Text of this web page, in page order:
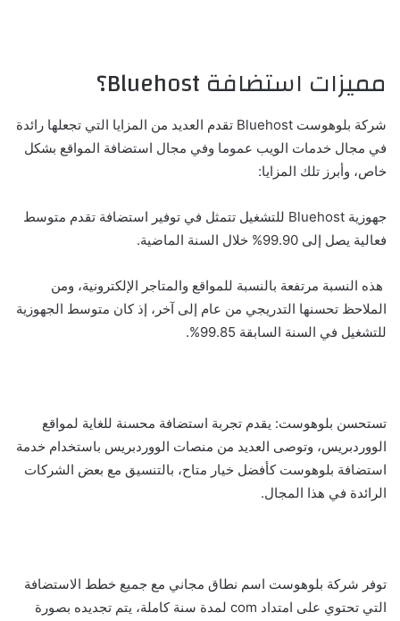
مميزات استضافة Bluehost؟
شركة بلوهوست Bluehost تقدم العديد من المزايا التي تجعلها رائدة
في مجال خدمات الويب عموما وفي مجال استضافة المواقع بشكل
خاص، وأبرز تلك المزايا:
جهوزية Bluehost للتشغيل تتمثل في توفير استضافة تقدم متوسط
فعالية يصل إلى 99.90% خلال السنة الماضية.
هذه النسبة مرتفعة بالنسبة للمواقع والمتاجر الإلكترونية، ومن
الملاحظ تحسنها التدريجي من عام إلى آخر، إذ كان متوسط الجهوزية
للتشغيل في السنة السابقة 99.85%.
تستحسن بلوهوست: يقدم تجربة استضافة محسنة للغاية لمواقع
الووردبريس، وتوصى العديد من منصات الووردبريس باستخدام خدمة
استضافة بلوهوست كأفضل خيار متاح، بالتنسيق مع بعض الشركات
الرائدة في هذا المجال.
توفر شركة بلوهوست اسم نطاق مجاني مع جميع خطط الاستضافة
التي تحتوي على امتداد com لمدة سنة كاملة، يتم تجديده بصورة